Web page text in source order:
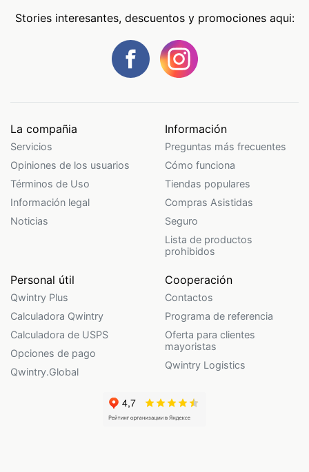
Stories interesantes, descuentos y promociones aqui:
La compañia
Servicios
Opiniones de los usuarios
Términos de Uso
Información legal
Noticias
Información
Preguntas más frecuentes
Cómo funciona
Tiendas populares
Compras Asistidas
Seguro
Lista de productos
prohibidos
Personal útil
Qwintry Plus
Calculadora Qwintry
Calculadora de USPS
Opciones de pago
Qwintry.Global
Cooperación
Contactos
Programa de referencia
Oferta para clientes
mayoristas
Qwintry Logistics